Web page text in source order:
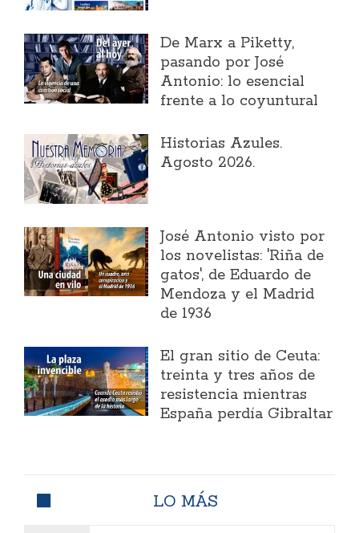
​De Marx a Piketty,
pasando por José
Antonio: lo esencial
frente a lo coyuntural
Historias Azules.
Agosto 2026.
José Antonio visto por
los novelistas: 'Riña de
gatos', de Eduardo de
Mendoza y el Madrid
de 1936
El gran sitio de Ceuta:
treinta y tres años de
resistencia mientras
España perdía Gibraltar
LO MÁS